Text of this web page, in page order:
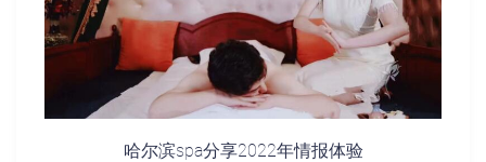
哈尔滨spa分享2022年情报体验